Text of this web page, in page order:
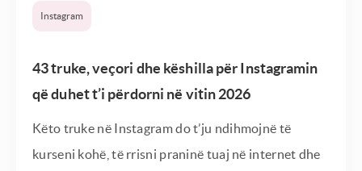
Instagram
43 truke, veçori dhe këshilla për Instagramin
që duhet t’i përdorni në vitin 2026
Këto truke në Instagram do t’ju ndihmojnë të
kurseni kohë, të rrisni praninë tuaj në internet dhe